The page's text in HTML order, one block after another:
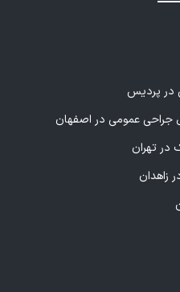
در پردیس
عمومی در اصفهان
در تهران
زاهدان